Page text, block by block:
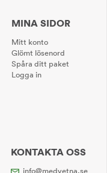
MINA SIDOR
Mitt konto
Glömt lösenord
Spåra ditt paket
Logga in
KONTAKTA OSS
info@medvetna.se